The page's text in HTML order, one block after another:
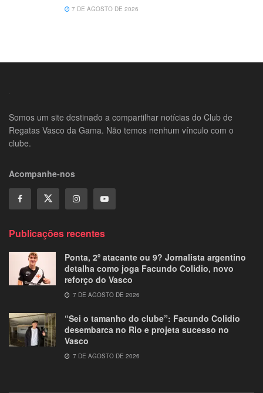
7 DE AGOSTO DE 2026
Somos um site destinado a compartilhar notícias do Club de
Regatas Vasco da Gama. Não temos nenhum vínculo com o
clube.
Acompanhe-nos
Publicações recentes
Ponta, 2º atacante ou 9? Jornalista argentino
detalha como joga Facundo Colidio, novo
reforço do Vasco
7 DE AGOSTO DE 2026
“Sei o tamanho do clube”: Facundo Colidio
desembarca no Rio e projeta sucesso no
Vasco
7 DE AGOSTO DE 2026